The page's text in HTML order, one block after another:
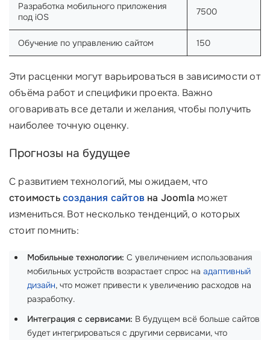
Разработка мобильного приложения
под iOS
7500
Обучение по управлению сайтом 150
Эти расценки могут варьироваться в зависимости от
объёма работ и специфики проекта. Важно
оговаривать все детали и желания, чтобы получить
наиболее точную оценку.
Прогнозы на будущее
С развитием технологий, мы ожидаем, что
стоимостьсоздания сайтов на Joomla может
измениться. Вот несколько тенденций, о которых
стоит помнить:
Мобильные технологии: С увеличением использования
мобильных устройств возрастает спрос на адаптивный
дизайн, что может привести к увеличению расходов на
разработку.
Интеграция с сервисами: В будущем всё больше сайтов
будет интегрироваться с другими сервисами, что